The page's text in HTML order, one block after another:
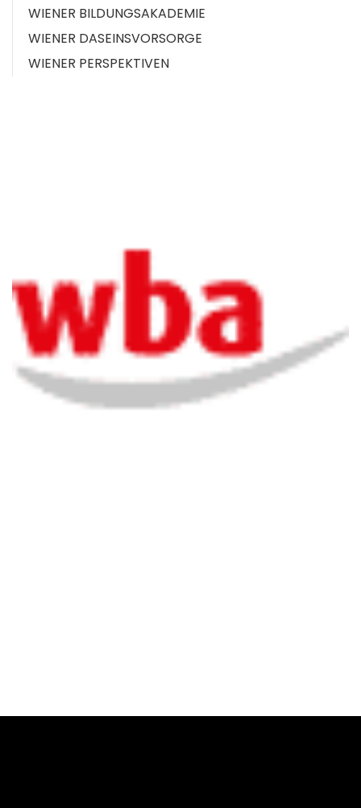
WIENER BILDUNGSAKADEMIE
WIENER DASEINSVORSORGE
WIENER PERSPEKTIVEN